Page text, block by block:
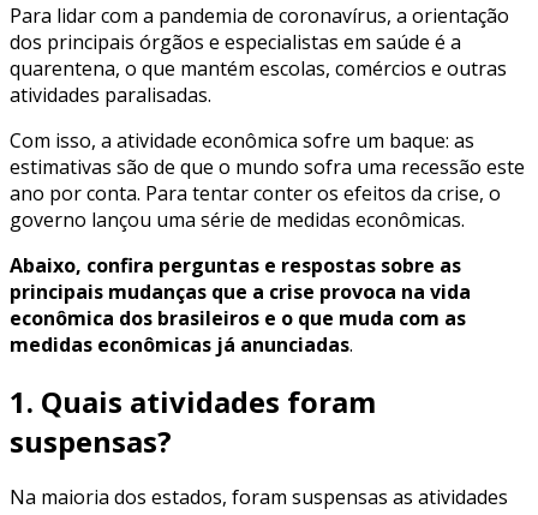
Para lidar com a pandemia de coronavírus, a orientação
dos principais órgãos e especialistas em saúde é a
quarentena, o que mantém escolas, comércios e outras
atividades paralisadas.
Com isso, a atividade econômica sofre um baque: as
estimativas são de que o mundo sofra uma recessão este
ano por conta. Para tentar conter os efeitos da crise, o
governo lançou uma série de medidas econômicas.
Abaixo, confira perguntas e respostas sobre as
principais mudanças que a crise provoca na vida
econômica dos brasileiros e o que muda com as
medidas econômicas já anunciadas.
1. Quais atividades foram
suspensas?
Na maioria dos estados, foram suspensas as atividades